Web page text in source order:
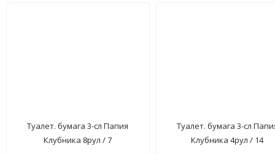
Туалет. бумага 3-сл Папия
Клубника 8рул / 7
Туалет. бумага 3-сл
Клубника 4рул / 14